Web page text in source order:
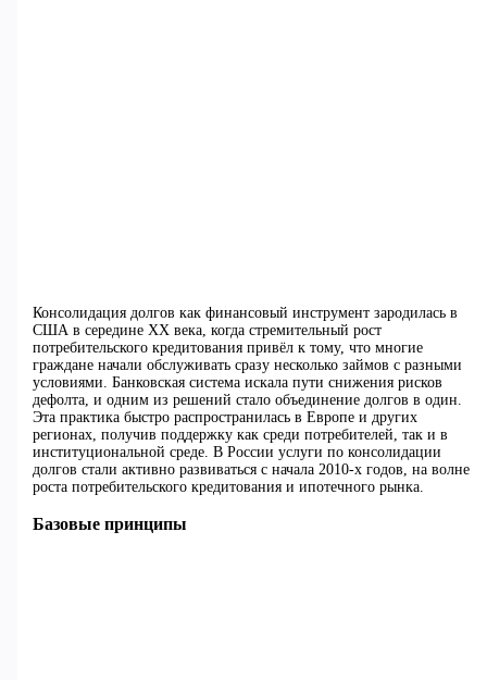
Консолидация долгов как финансовый инструмент зародилась в
США в середине XX века, когда стремительный рост
потребительского кредитования привёл к тому, что многие
граждане начали обслуживать сразу несколько займов с разными
условиями. Банковская система искала пути снижения рисков
дефолта, и одним из решений стало объединение долгов в один.
Эта практика быстро распространилась в Европе и других
регионах, получив поддержку как среди потребителей, так и в
институциональной среде. В России услуги по консолидации
долгов стали активно развиваться с начала 2010-х годов, на волне
роста потребительского кредитования и ипотечного рынка.
Базовые принципы